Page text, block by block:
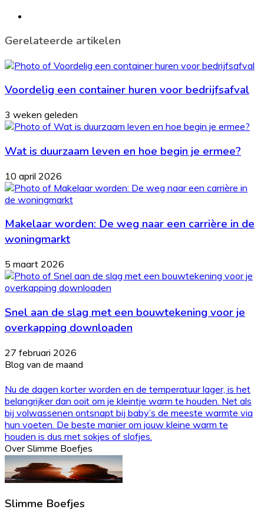
Gerelateerde artikelen
Voordelig een container huren voor bedrijfsafval
3 weken geleden
Wat is duurzaam leven en hoe begin je ermee?
10 april 2026
Makelaar worden: De weg naar een carrière in de
woningmarkt
5 maart 2026
Snel aan de slag met een bouwtekening voor je
overkapping downloaden
27 februari 2026
Blog van de maand
Nu de dagen korter worden en de temperatuur lager, is het
belangrijker dan ooit om je kleintje warm te houden. Net als
bij volwassenen ontsnapt bij baby’s de meeste warmte via
hun voeten. De beste manier om jouw kleine warm te
houden is dus met sokjes of slofjes.
Over Slimme Boefjes
Slimme Boefjes